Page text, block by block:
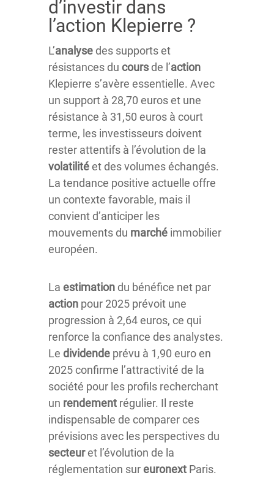
d’investir dans
l’action Klepierre ?
L’analyse des supports et
résistances du cours de l’action
Klepierre s’avère essentielle. Avec
un support à 28,70 euros et une
résistance à 31,50 euros à court
terme, les investisseurs doivent
rester attentifs à l’évolution de la
volatilitéet des volumes échangés.
La tendance positive actuelle offre
un contexte favorable, mais il
convient d’anticiper les
mouvements du marché immobilier
européen.
La estimation du bénéfice net par
action pour 2025 prévoit une
progression à 2,64 euros, ce qui
renforce la confiance des analystes.
Le dividende prévu à 1,90 euro en
2025 confirme l’attractivité de la
société pour les profils recherchant
un rendement régulier. Il reste
indispensable de comparer ces
prévisions avec les perspectives du
secteuret l’évolution de la
réglementation sureuronext Paris.